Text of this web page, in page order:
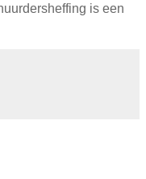
is een